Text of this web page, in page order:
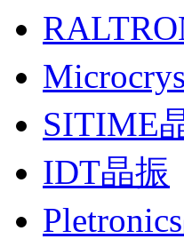
SITIME
IDT晶振